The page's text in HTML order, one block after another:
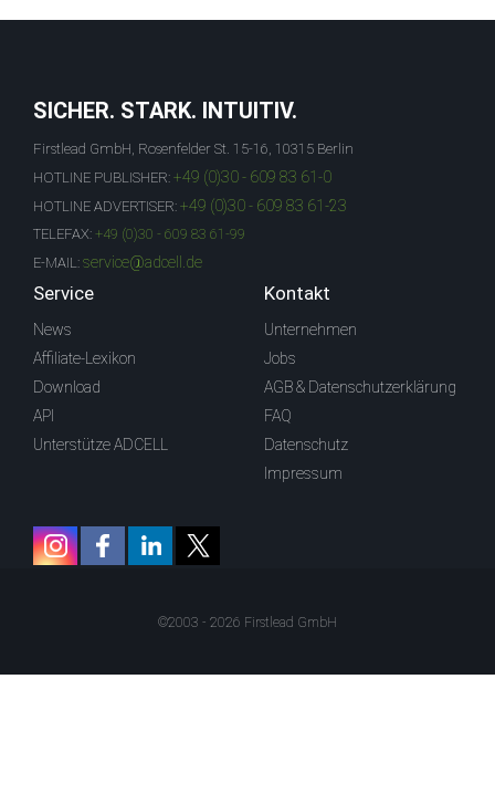
SICHER. STARK. INTUITIV.
Firstlead GmbH, Rosenfelder St. 15-16, 10315 Berlin
HOTLINE PUBLISHER: +49 (0)30 - 609 83 61-0
HOTLINE ADVERTISER: +49 (0)30 - 609 83 61-23
TELEFAX: +49 (0)30 - 609 83 61-99
E-MAIL: service@adcell.de
Service
News
Affiliate-Lexikon
Download
API
Unterstütze ADCELL
Kontakt
Unternehmen
Jobs
AGB & Datenschutzerklärung
FAQ
Datenschutz
Impressum
©2003 - 2026 Firstlead GmbH